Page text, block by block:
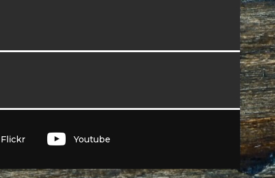
Flickr Youtube